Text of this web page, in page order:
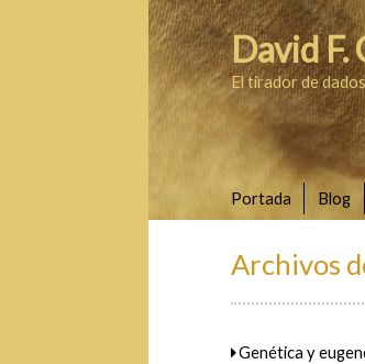
David F.
El tirador de dados
Portada Blog
Archivos
Genética y